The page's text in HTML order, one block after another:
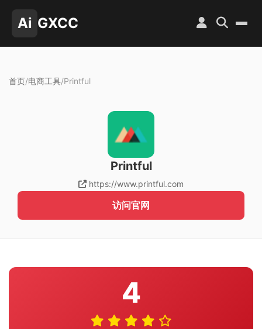
Ai GXCC
首页/电商工具/Printful
Printful
https://www.printful.com
访问官网
4